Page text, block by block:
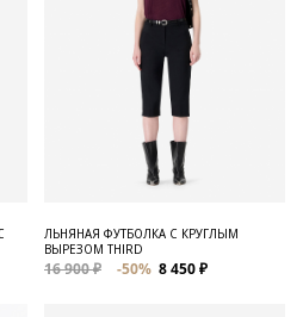
ЛЬНЯНАЯ ФУТБОЛКА С КРУГЛЫМ
ВЫРЕЗОМ THIRD
16 900 ₽ -50% 8 450 ₽